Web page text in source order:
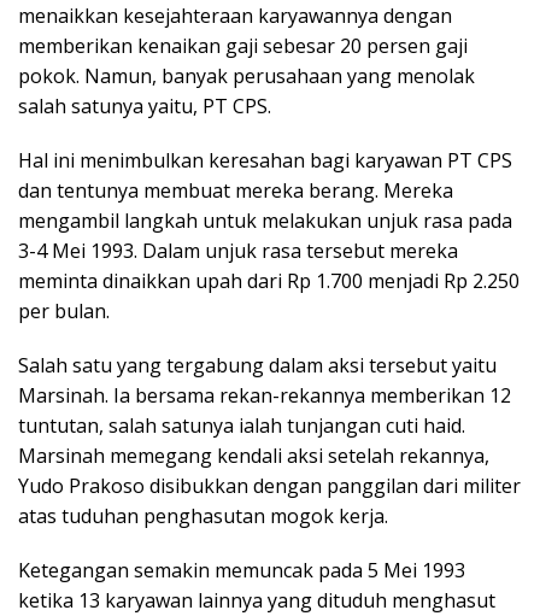
menaikkan kesejahteraan karyawannya dengan
memberikan kenaikan gaji sebesar 20 persen gaji
pokok. Namun, banyak perusahaan yang menolak
salah satunya yaitu, PT CPS.
Hal ini menimbulkan keresahan bagi karyawan PT CPS
dan tentunya membuat mereka berang. Mereka
mengambil langkah untuk melakukan unjuk rasa pada
3-4 Mei 1993. Dalam unjuk rasa tersebut mereka
meminta dinaikkan upah dari Rp 1.700 menjadi Rp 2.250
per bulan.
Salah satu yang tergabung dalam aksi tersebut yaitu
Marsinah. Ia bersama rekan-rekannya memberikan 12
tuntutan, salah satunya ialah tunjangan cuti haid.
Marsinah memegang kendali aksi setelah rekannya,
Yudo Prakoso disibukkan dengan panggilan dari militer
atas tuduhan penghasutan mogok kerja.
Ketegangan semakin memuncak pada 5 Mei 1993
ketika 13 karyawan lainnya yang dituduh menghasut